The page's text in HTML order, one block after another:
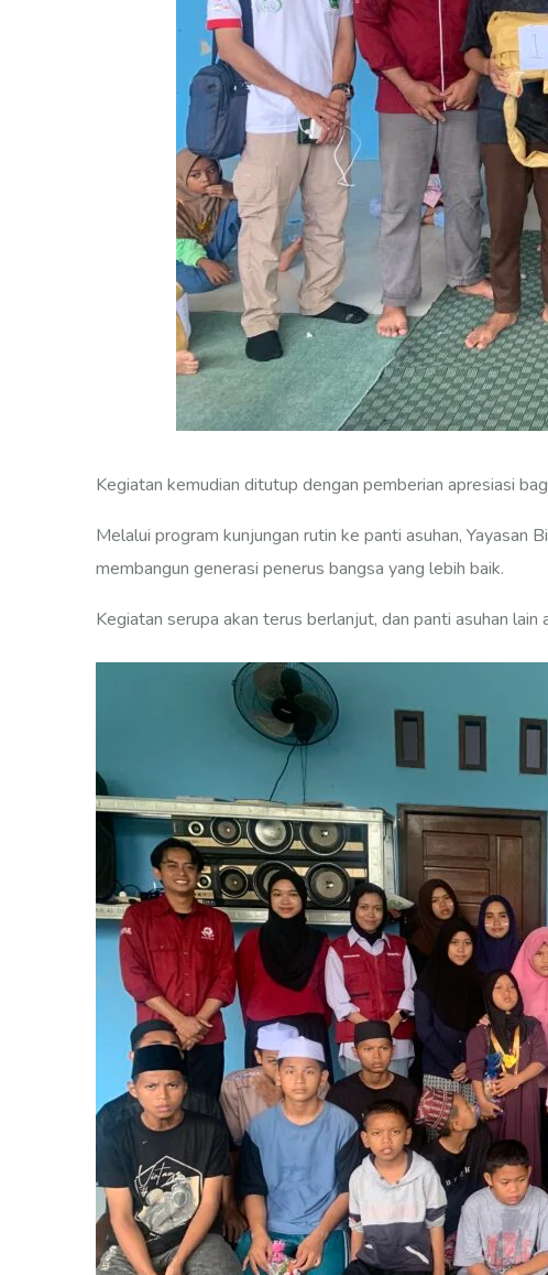
Kegiatan kemudian ditutup dengan pemberian apresiasi
Melalui program kunjungan rutin ke panti asuhan,
membangun generasi penerus bangsa yang lebih baik.
Kegiatan serupa akan terus berlanjut, dan panti asuhan